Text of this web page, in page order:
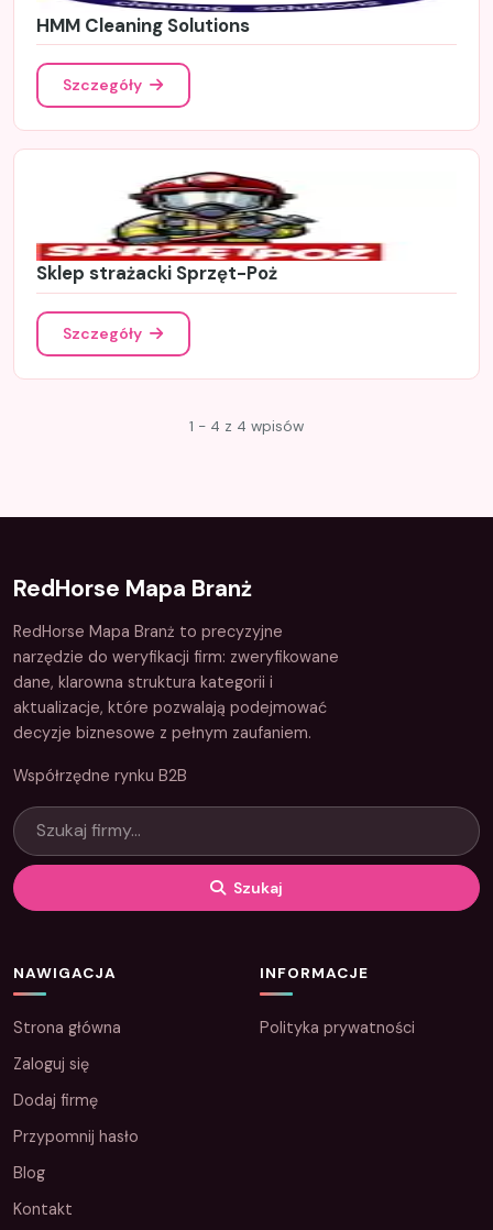
HMM Cleaning Solutions
Szczegóły
Sklep strażacki Sprzęt-Poż
Szczegóły
1 - 4 z 4 wpisów
RedHorse Mapa Branż
RedHorse Mapa Branż to precyzyjne
narzędzie do weryfikacji firm: zweryfikowane
dane, klarowna struktura kategorii i
aktualizacje, które pozwalają podejmować
decyzje biznesowe z pełnym zaufaniem.
Współrzędne rynku B2B
Szukaj
NAWIGACJA
Strona główna
Zaloguj się
Dodaj firmę
Przypomnij hasło
Blog
Kontakt
INFORMACJE
Polityka prywatności